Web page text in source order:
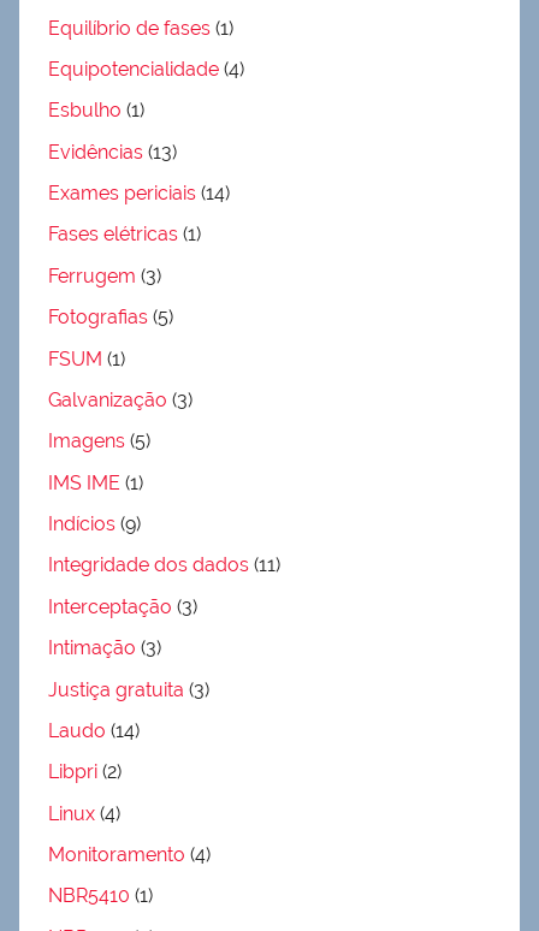
Equilíbrio de fases (1)
Equipotencialidade (4)
Esbulho (1)
Evidências (13)
Exames periciais (14)
Fases elétricas (1)
Ferrugem (3)
Fotografias (5)
FSUM (1)
Galvanização (3)
Imagens (5)
IMS IME (1)
Indícios (9)
Integridade dos dados (11)
Interceptação (3)
Intimação (3)
Justiça gratuita (3)
Laudo (14)
Libpri (2)
Linux (4)
Monitoramento (4)
NBR5410 (1)